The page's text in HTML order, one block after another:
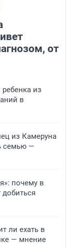
от
ребенка из
в
из Камеруна
семью —
почему в
ли ехать в
— мнение